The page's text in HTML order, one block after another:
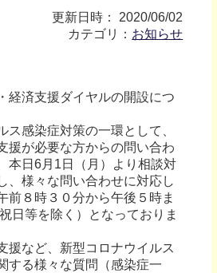
更新日時： 2020/06/02
カテゴリ： お知らせ
経済支援ダイヤルの開設につ
感染症対策の一環として、
援が必要な方からの問い合わ
本日6月1日（月）より相談対
、様々な問い合わせに対応し
前８時３０分から午後５時ま
日等を除く）となっておりま
援など、新型コロナウイルス
する様々な質問（感染症一